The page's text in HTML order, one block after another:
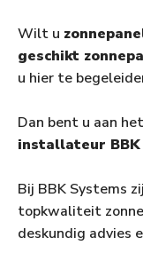
Wilt u
geschikt
u hier te
Dan bent u aan
installateur BBK
Bij BBK Systems
topkwaliteit
deskundig advies